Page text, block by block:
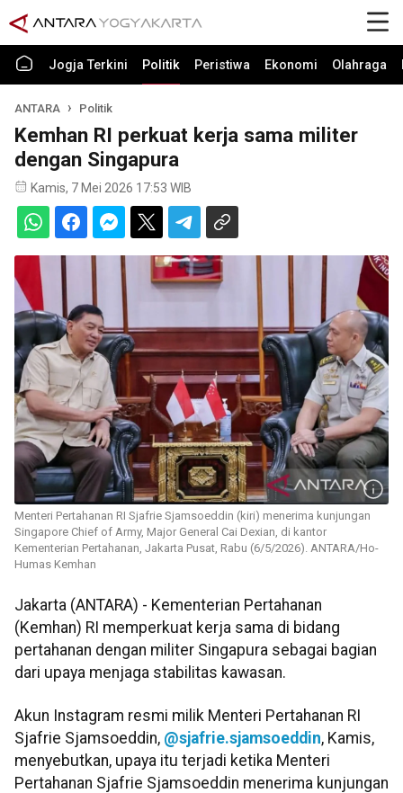
Jogja Terkini Politik Peristiwa Ekonomi Olahraga
ANTARA Politik
Kemhan RI perkuat kerja sama militer
dengan Singapura
Kamis, 7 Mei 2026 17:53 WIB
Menteri Pertahanan RI Sjafrie Sjamsoeddin (kiri) menerima kunjungan
Singapore Chief of Army, Major General Cai Dexian, di kantor
Kementerian Pertahanan, Jakarta Pusat, Rabu (6/5/2026). ANTARA/Ho-
Humas Kemhan
Jakarta (ANTARA) - Kementerian Pertahanan
(Kemhan) RI memperkuat kerja sama di bidang
pertahanan dengan militer Singapura sebagai bagian
dari upaya menjaga stabilitas kawasan.
Akun Instagram resmi milik Menteri Pertahanan RI
Sjafrie Sjamsoeddin, @sjafrie.sjamsoeddin, Kamis,
menyebutkan, upaya itu terjadi ketika Menteri
Pertahanan Sjafrie Sjamsoeddin menerima kunjungan